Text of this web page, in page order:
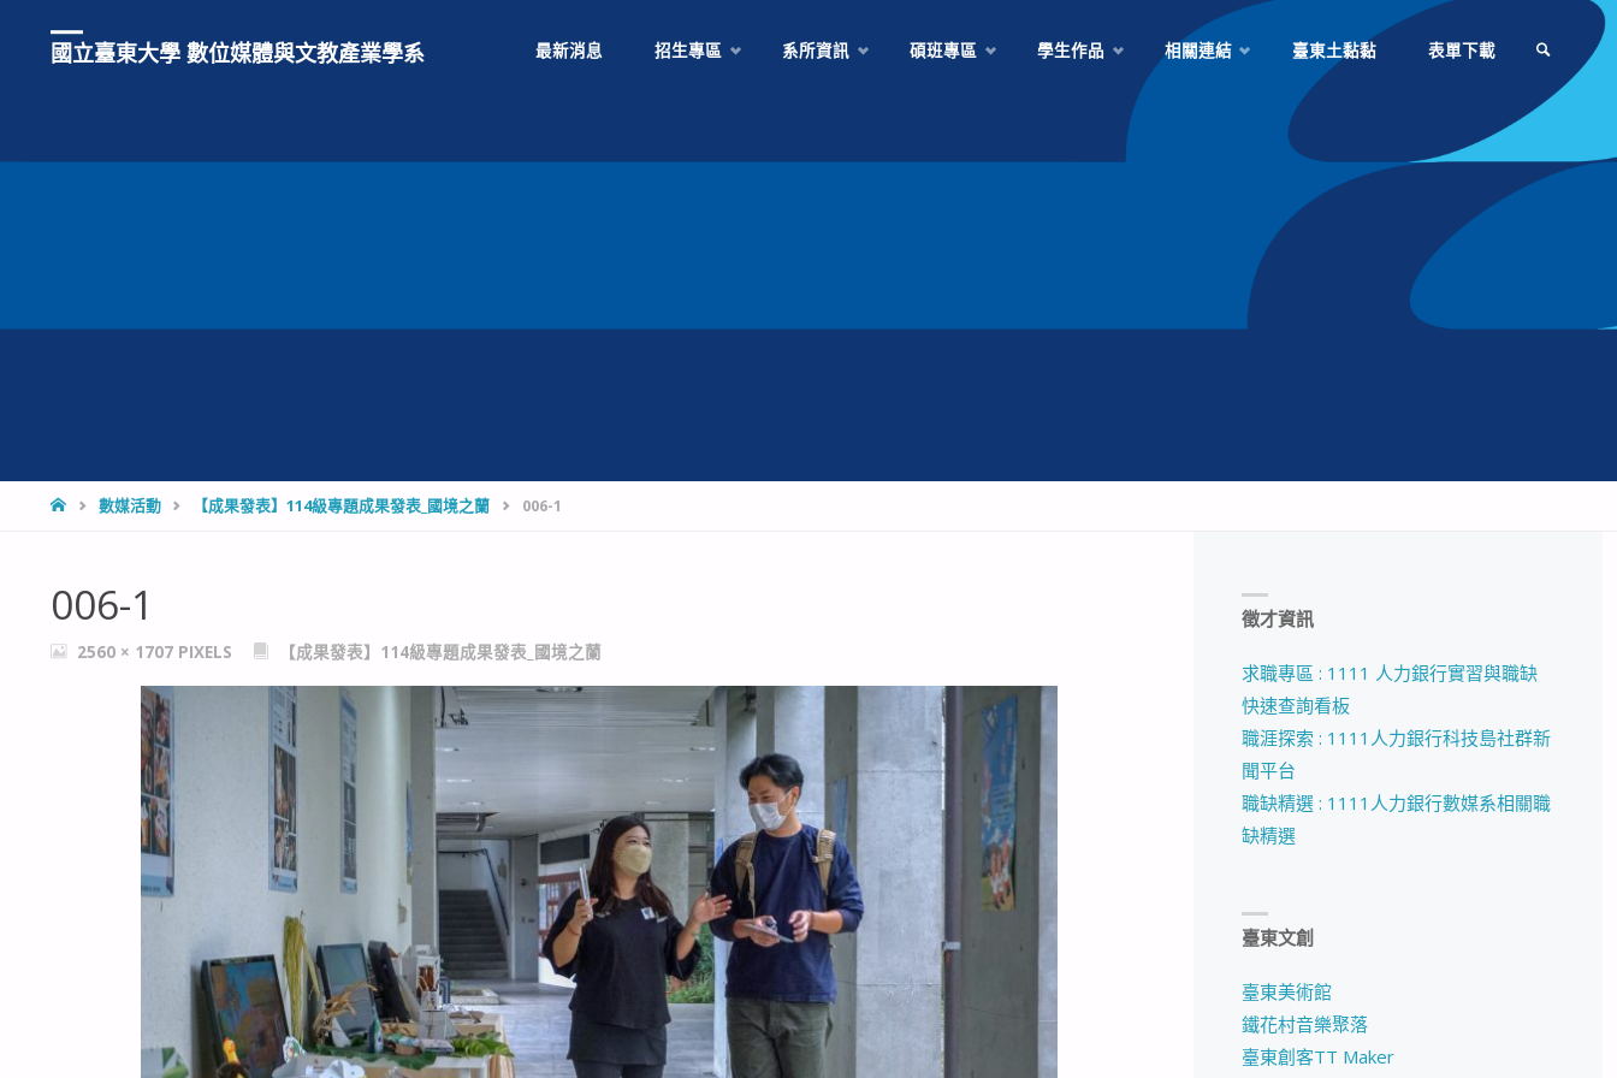
國立臺東大學 數位媒體與文教產業學系 最新消息 招生專區 系所資訊 碩班專區 學生作品 相關連結 臺東土黏黏 表單下載
HOME數媒活動 【成果發表】114級專題成果發表_國境之蘭 006-1
006-1
FULL2560 × 1707 PIXELS 【成果發表】114級專題成果發表_國境之蘭
徵才資訊
求職專區 : 1111 人力銀行實習與職缺
快速查詢看板
職涯探索 : 1111人力銀行科技島社群新
聞平台
職缺精選 : 1111人力銀行數媒系相關職
缺精選
臺東文創
臺東美術館
鐵花村音樂聚落
臺東創客TT Maker